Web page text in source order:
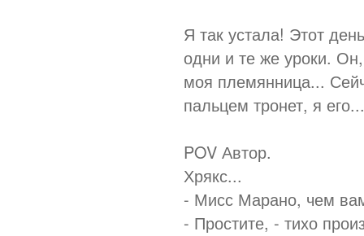
Я так устала! Этот
одни и те же уроки.
моя племянница...
пальцем тронет, я
POV Автор.
Хрякс...
- Мисс Марано, чем
- Простите, - тихо